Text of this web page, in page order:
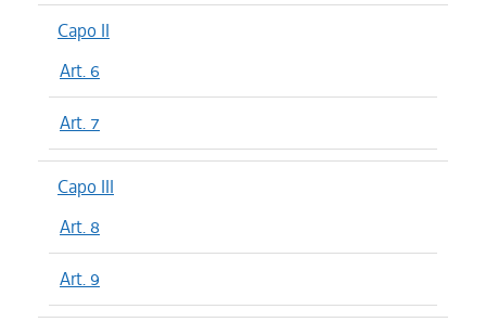
Capo II
Art. 6
Art. 7
Capo III
Art. 8
Art. 9